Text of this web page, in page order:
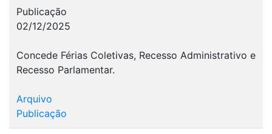
Publicação
02/12/2025
Concede Férias Coletivas, Recesso Administrativo e
Recesso Parlamentar.
Arquivo
Publicação